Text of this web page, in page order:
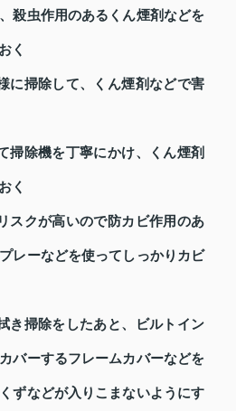
殺虫作用のあるくん煙剤などを
く
に掃除して、くん煙剤などで害
掃除機を丁寧にかけ、くん煙剤
く
スクが高いので防カビ作用のあ
レーなどを使ってしっかりカビ
き掃除をしたあと、ビルトイン
バーするフレームカバーなどを
ずなどが入りこまないようにす